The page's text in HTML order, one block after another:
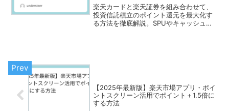
楽天カードと楽天証券を組み合わせて、
投資信託積立のポイント還元を最大化す
る方法を徹底解説。SPUやキャッシュ決
【2025年最新版】楽天市場アプリ・ポイ
ントスクリーン活用でポイント＋1.5倍に
する方法